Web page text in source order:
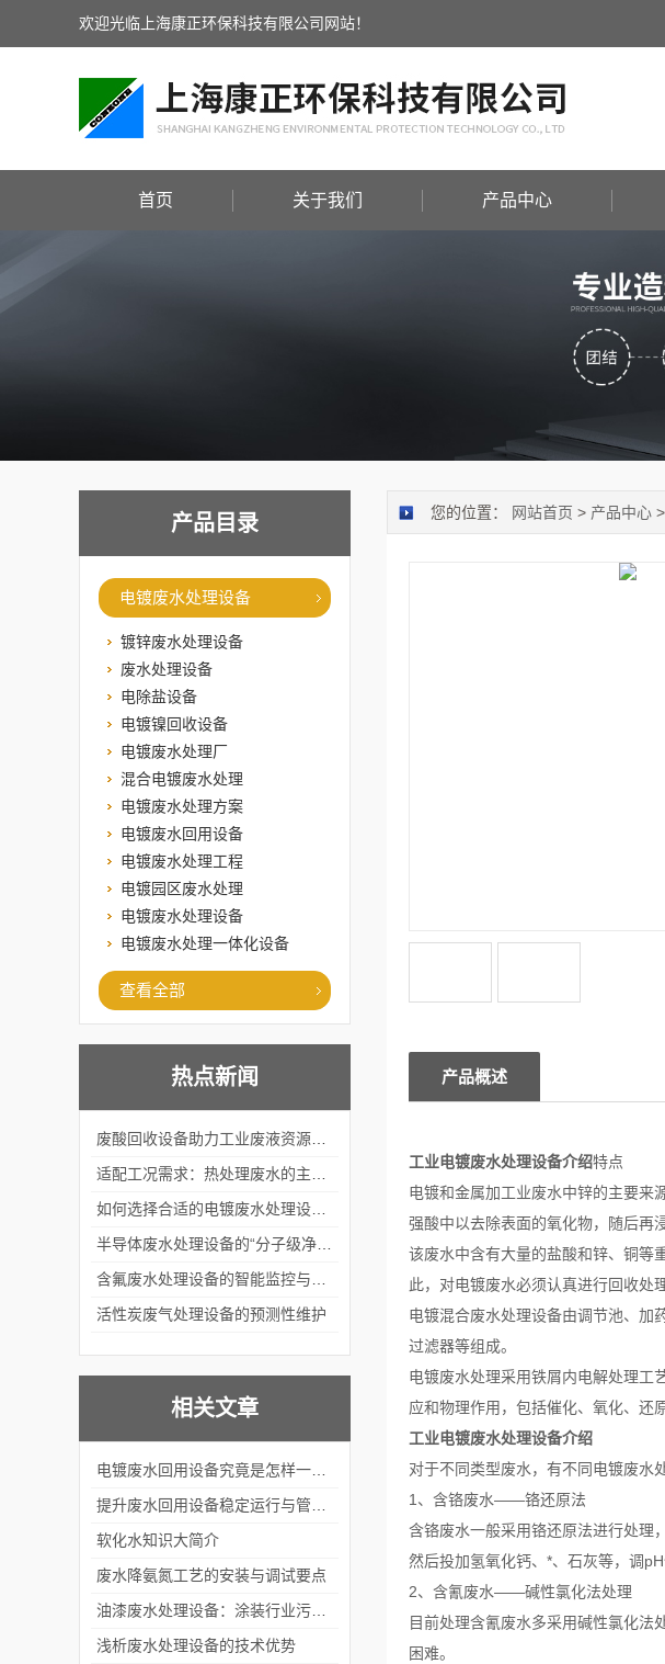
欢迎光临上海康正环保科技有限公司网站！
首页 关于我们 产品中心
产品目录
电镀废水处理设备
镀锌废水处理设备
废水处理设备
电除盐设备
电镀镍回收设备
电镀废水处理厂
混合电镀废水处理
电镀废水处理方案
电镀废水回用设备
电镀废水处理工程
电镀园区废水处理
电镀废水处理设备
电镀废水处理一体化设备
查看全部
热点新闻
活性炭废气处理设备的预测性维护
相关文章
软化水知识大简介
废水降氨氮工艺的安装与调试要点
浅析废水处理设备的技术优势
您的位置： 网站首页 > 产品中心 >
产品概述
工业电镀废水处理设备介绍特点
电镀和金属加工业废水中锌的主要来
强酸中以去除表面的氧化物，随后再
该废水中含有大量的盐酸和锌、铜等
此，对电镀废水必须认真进行回收处
电镀混合废水处理设备由调节池、加
过滤器等组成。
电镀废水处理采用铁屑内电解处理工
应和物理作用，包括催化、氧化、还
工业电镀废水处理设备介绍
对于不同类型废水，有不同电镀废水
1、含铬废水——铬还原法
含铬废水一般采用铬还原法进行处理
然后投加氢氧化钙、*、石灰等，调
2、含氰废水——碱性氯化法处理
目前处理含氰废水多采用碱性氯化法
困难。